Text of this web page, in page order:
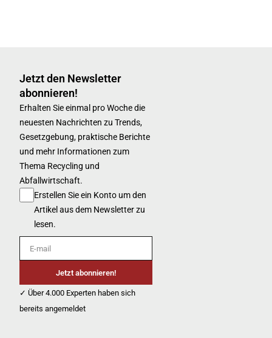
Jetzt den Newsletter
abonnieren!
Erhalten Sie einmal pro Woche die
neuesten Nachrichten zu Trends,
Gesetzgebung, praktische Berichte
und mehr Informationen zum
Thema Recycling und
Abfallwirtschaft.
Erstellen Sie ein Konto um den
Artikel aus dem Newsletter zu
lesen.
E-mail
Jetzt abonnieren!
✓ Über 4.000 Experten haben sich
bereits angemeldet